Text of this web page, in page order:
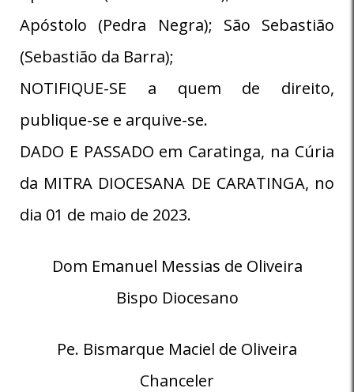
Apóstolo (Pedra Negra); São Sebastião
(Sebastião da Barra);
NOTIFIQUE-SE a quem de direito,
publique-se e arquive-se.
DADO E PASSADO em Caratinga, na Cúria
da MITRA DIOCESANA DE CARATINGA, no
dia 01 de maio de 2023.
Dom Emanuel Messias de Oliveira
Bispo Diocesano
Pe. Bismarque Maciel de Oliveira
Chanceler